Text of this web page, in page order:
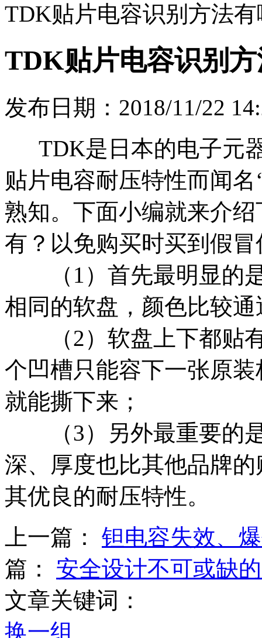
TDK贴片电容识别方法
TDK贴片电容识别
发布日期：2018/11/22
TDK是日本的电子元
贴片电容耐压特性而闻
熟知。下面小编就来介
有？以免购买时买到假
（1）首先最明显的是
相同的软盘，颜色比较
（2）软盘上下都贴有
个凹槽只能容下一张原
就能撕下来；
（3）另外最重要的是
深、厚度也比其他品牌
其优良的耐压特性。
上一篇： 钽电容失效、
篇： 安全设计不可或缺
文章关键词：
换一组